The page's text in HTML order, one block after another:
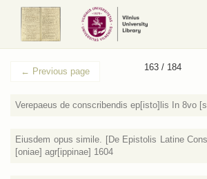
← Previous page 163 / 184
Verepaeus de conscribendis ep[isto]lis In 8vo
Eiusdem opus simile. [De Epistolis Latine
[oniae] agr[ippinae] 1604